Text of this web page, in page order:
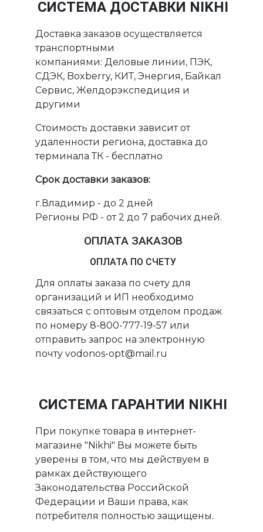
СИСТЕМА ДОСТАВКИ NIKHI
Доставка заказов осуществляется
транспортными
компаниями: Деловые линии, ПЭК,
СДЭК, Boxberry, КИТ, Энергия, Байкал
Сервис, Желдорэкспедиция и
другими
Стоимость доставки зависит от
удаленности региона, доставка до
терминала ТК - бесплатно
Срок доставки заказов:
г.Владимир - до 2 дней
Регионы РФ - от 2 до 7 рабочих дней.
ОПЛАТА ЗАКАЗОВ
ОПЛАТА ПО СЧЕТУ
Для оплаты заказа по счету для
организаций и ИП необходимо
связаться с оптовым отделом продаж
по номеру 8-800-777-19-57 или
отправить запрос на электронную
почту vodonos-opt@mail.ru
СИСТЕМА ГАРАНТИИ NIKHI
При покупке товара в интернет-
магазине "Nikhi" Вы можете быть
уверены в том, что мы действуем в
рамках действующего
Законодательства Российской
Федерации и Ваши права, как
потребителя полностью защищены.